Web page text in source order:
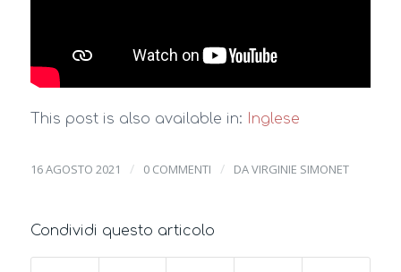
This post is also available in: Inglese
16 AGOSTO 2021 / 0 COMMENTI / DAVIRGINIE SIMONET
Condividi questo articolo